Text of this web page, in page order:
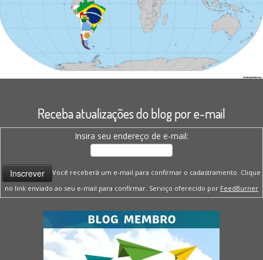
Receba atualizações do blog por e-mail
Insira seu endereço de e-mail:
Você receberá um e-mail para confirmar o cadastramento. Clique
no link enviado ao seu e-mail para confirmar. Serviço oferecido por FeedBurner